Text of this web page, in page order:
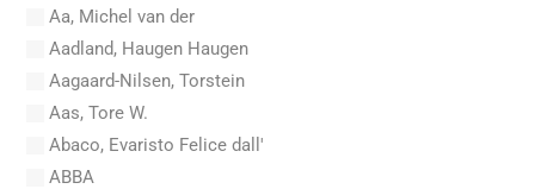
Aa, Michel van der
Aadland, Haugen Haugen
Aagaard-Nilsen, Torstein
Aas, Tore W.
Abaco, Evaristo Felice dall'
ABBA